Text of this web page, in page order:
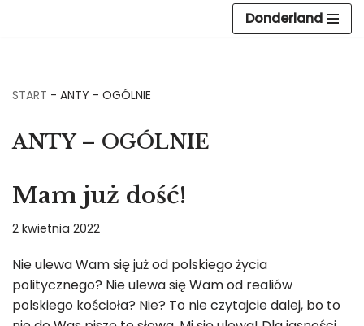
Donderland
START - ANTY - OGÓLNIE
ANTY – OGÓLNIE
Mam już dość!
2 kwietnia 2022
Nie ulewa Wam się już od polskiego życia
politycznego? Nie ulewa się Wam od realiów
polskiego kościoła? Nie? To nie czytajcie dalej, bo to